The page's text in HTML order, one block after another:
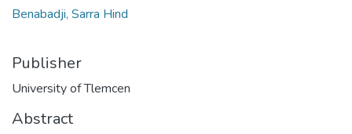
Benabadji, Sarra Hind
Publisher
University of Tlemcen
Abstract